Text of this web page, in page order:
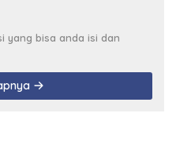
yang bisa anda isi dan